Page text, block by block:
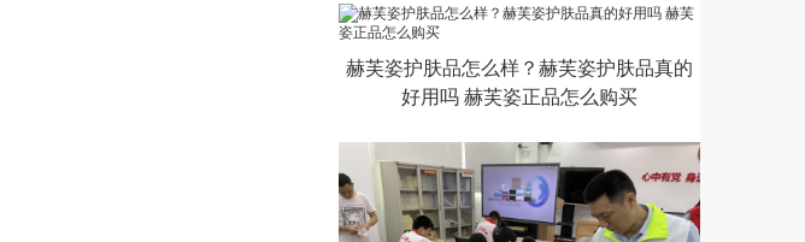
赫芙姿护肤品怎么样？赫芙姿护肤品真的
好用吗 赫芙姿正品怎么购买